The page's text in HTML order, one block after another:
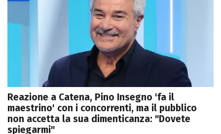
Reazione a Catena, Pino Insegno 'fa il
maestrino' con i concorrenti, ma il pubblico
non accetta la sua dimenticanza: "Dovete
spiegarmi"